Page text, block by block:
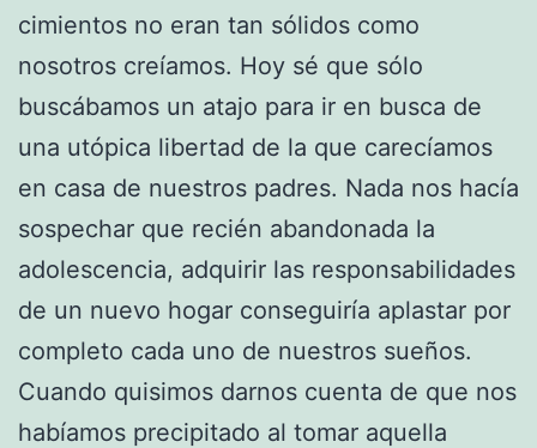
cimientos no eran tan sólidos como
nosotros creíamos. Hoy sé que sólo
buscábamos un atajo para ir en busca de
una utópica libertad de la que carecíamos
en casa de nuestros padres. Nada nos hacía
sospechar que recién abandonada la
adolescencia, adquirir las responsabilidades
de un nuevo hogar conseguiría aplastar por
completo cada uno de nuestros sueños.
Cuando quisimos darnos cuenta de que nos
habíamos precipitado al tomar aquella